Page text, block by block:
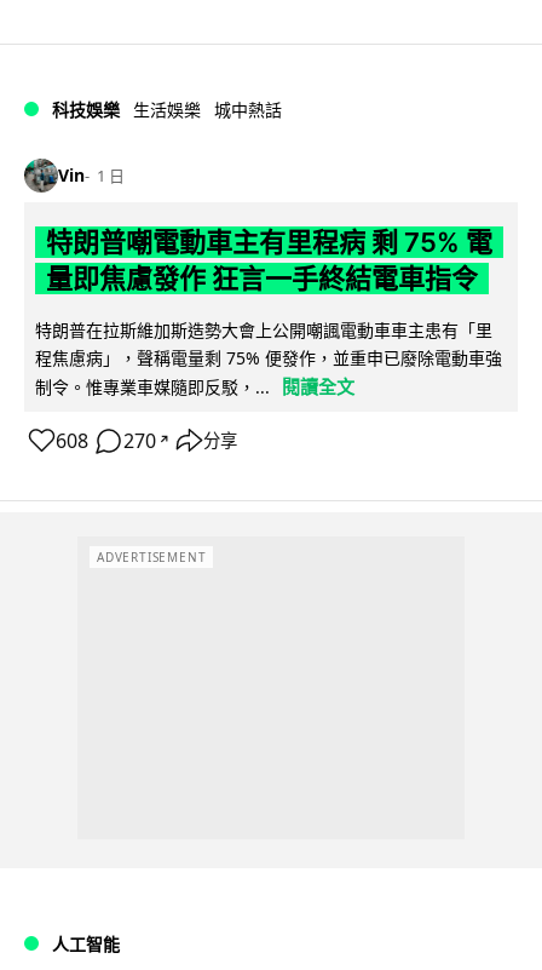
科技娛樂 生活娛樂 城中熱話
Vin 1 日
特朗普嘲電動車主有里程病 剩 75% 電
量即焦慮發作 狂言一手終結電車指令
特朗普在拉斯維加斯造勢大會上公開嘲諷電動車車主患有「里
程焦慮病」，聲稱電量剩 75% 便發作，並重申已廢除電動車強
制令。惟專業車媒隨即反駁，...
閱讀全文
608 270 ↗ 分享
ADVERTISEMENT
人工智能